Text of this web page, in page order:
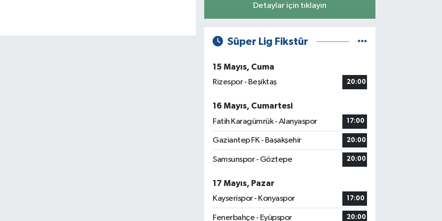
Detaylar için tıklayın
Süper Lig Fikstür
15 Mayıs, Cuma
Rizespor - Beşiktaş
20:00
16 Mayıs, Cumartesi
Fatih Karagümrük - Alanyaspor
17:00
Gaziantep FK - Başakşehir 20:00
Samsunspor - Göztepe 20:00
17 Mayıs, Pazar
Kayserispor - Konyaspor
17:00
Fenerbahçe - Eyüpspor 20:00